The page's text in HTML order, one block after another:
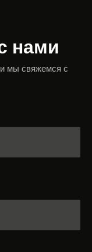
нами
мы свяжемся с